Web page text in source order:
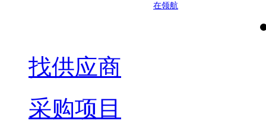
在领航
找供应商
采购项目